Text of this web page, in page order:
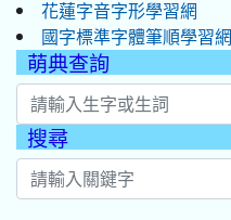
花蓮字音字形學習網
國字標準字體筆順學習網
萌典查詢
搜尋